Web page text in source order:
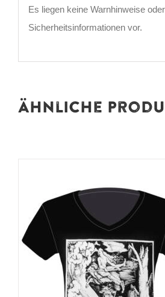
Es liegen keine Warnhinweise oder
Sicherheitsinformationen vor.
Ähnliche